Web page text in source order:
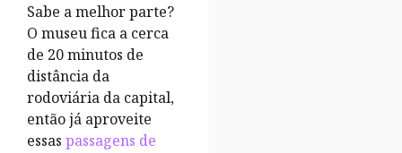
Sabe a melhor parte?
O museu fica a cerca
de 20 minutos de
distância da
rodoviária da capital,
então já aproveite
essas passagens de